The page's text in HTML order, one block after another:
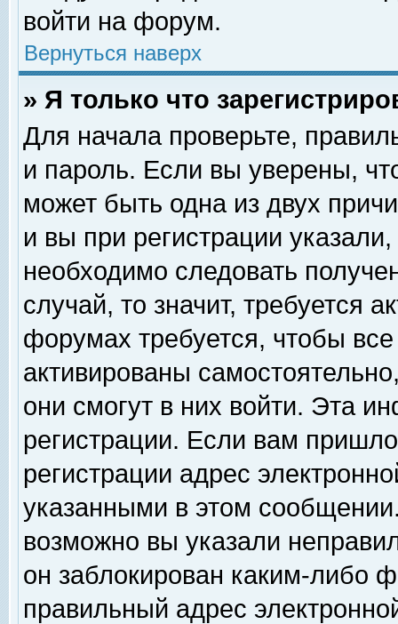
войти на форум.
Вернуться наверх
» Я только что
Для начала проверьте,
и пароль. Если вы уверены,
может быть одна из двух
и вы при регистрации
необходимо следовать
случай, то значит, требуется
форумах требуется, чтобы
активированы
они смогут в них войти. Эта
регистрации. Если вам
регистрации адрес
указанными в этом
возможно вы указали
он заблокирован каким-либо
правильный адрес